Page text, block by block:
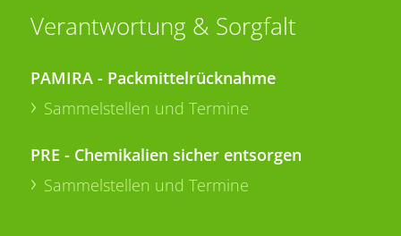
Verantwortung & Sorgfalt
PAMIRA - Packmittelrücknahme
Sammelstellen und Termine
PRE - Chemikalien sicher entsorgen
Sammelstellen und Termine